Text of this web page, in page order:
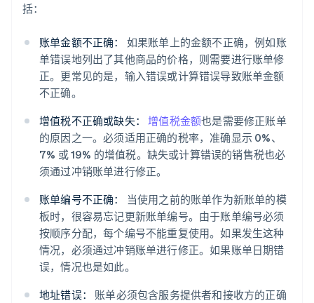
括：
账单金额不正确：
如果账单上的金额不正确，例如账
单错误地列出了其他商品的价格，则需要进行账单修
正。更常见的是，输入错误或计算错误导致账单金额
不正确。
增值税不正确或缺失：
增值税金额也是需要修正账单
的原因之一。必须适用正确的税率，准确显示 0%、
7% 或 19% 的增值税。缺失或计算错误的销售税也必
须通过冲销账单进行修正。
账单编号不正确：
当使用之前的账单作为新账单的模
板时，很容易忘记更新账单编号。由于账单编号必须
按顺序分配，每个编号不能重复使用。如果发生这种
情况，必须通过冲销账单进行修正。如果账单日期错
误，情况也是如此。
地址错误：
账单必须包含服务提供者和接收方的正确